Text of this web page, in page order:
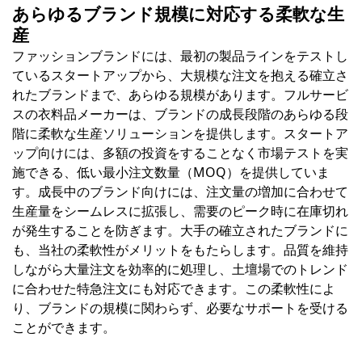
あらゆるブランド規模に対応する柔軟な生
産
ファッションブランドには、最初の製品ラインをテストし
ているスタートアップから、大規模な注文を抱える確立さ
れたブランドまで、あらゆる規模があります。フルサービ
スの衣料品メーカーは、ブランドの成長段階のあらゆる段
階に柔軟な生産ソリューションを提供します。スタートア
ップ向けには、多額の投資をすることなく市場テストを実
施できる、低い最小注文数量（MOQ）を提供していま
す。成長中のブランド向けには、注文量の増加に合わせて
生産量をシームレスに拡張し、需要のピーク時に在庫切れ
が発生することを防ぎます。大手の確立されたブランドに
も、当社の柔軟性がメリットをもたらします。品質を維持
しながら大量注文を効率的に処理し、土壇場でのトレンド
に合わせた特急注文にも対応できます。この柔軟性によ
り、ブランドの規模に関わらず、必要なサポートを受ける
ことができます。